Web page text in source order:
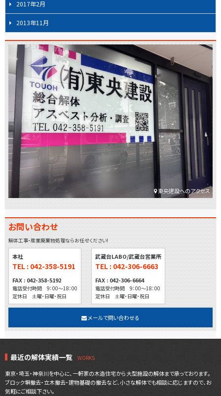
2017年2月
2013年11月
東央建設へのアクセス
お問い合わせ
解体工事・産業廃棄物処理ならお任せください!
本社
TEL : 042-358-5191
FAX : 042-358-5192
電話受付時間 9：00～18：00
定休日 土曜・日曜・祝日
武蔵台LABO/武蔵台営業所
TEL : 042-306-6663
FAX : 042-306-6664
電話受付時間 9：00～18：00
定休日 土曜・日曜・祝日
メールで問い合わせる
最近の解体実績一覧
東京・埼玉・神奈川を中心に、一軒家の木造住宅から大型施設の解体まで承っております。
ブロック塀撤去・立木撤去・建物基礎の撤去など、小さな解体でも相談に応じますので、お
気軽にご相談下さい。